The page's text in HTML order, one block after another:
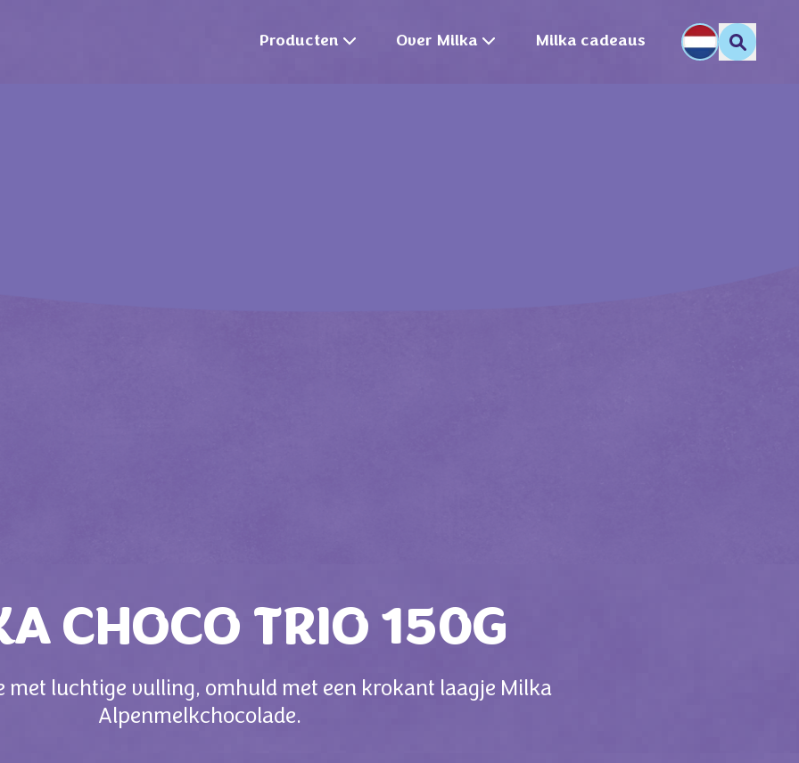
Producten Over Milka Milka cadeaus
CHOCO TRIO 150G
met luchtige vulling, omhuld met een krokant laagje Milka
Alpenmelkchocolade.